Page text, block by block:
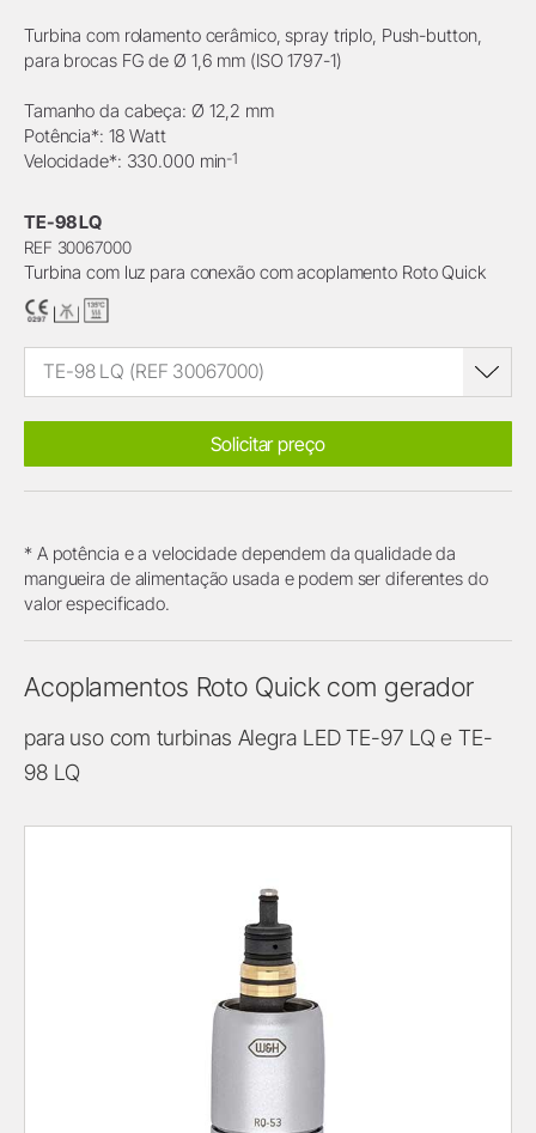
Turbina com rolamento cerâmico, spray triplo, Push-button,
para brocas FG de Ø 1,6 mm (ISO 1797-1)
Tamanho da cabeça: Ø 12,2 mm
Potência*: 18 Watt
Velocidade*: 330.000 min-1
TE-98 LQ
REF 30067000
Turbina com luz para conexão com acoplamento Roto Quick
TE-98 LQ (REF 30067000)
Solicitar preço
* A potência e a velocidade dependem da qualidade da
mangueira de alimentação usada e podem ser diferentes do
valor especificado.
Acoplamentos Roto Quick com gerador
para uso com turbinas Alegra LED TE-97 LQ e TE-
98 LQ